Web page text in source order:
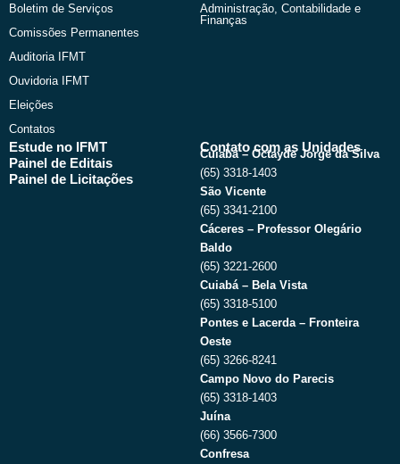
Boletim de Serviços
Comissões Permanentes
Auditoria IFMT
Ouvidoria IFMT
Eleições
Contatos
Administração, Contabilidade e
Finanças
Estude no IFMT
Painel de Editais
Painel de Licitações
Contato com as Unidades
Cuiabá – Octayde Jorge da Silva
(65) 3318-1403
São Vicente
(65) 3341-2100
Cáceres – Professor Olegário
Baldo
(65) 3221-2600
Cuiabá – Bela Vista
(65) 3318-5100
Pontes e Lacerda – Fronteira
Oeste
(65) 3266-8241
Campo Novo do Parecis
(65) 3318-1403
Juína
(66) 3566-7300
Confresa